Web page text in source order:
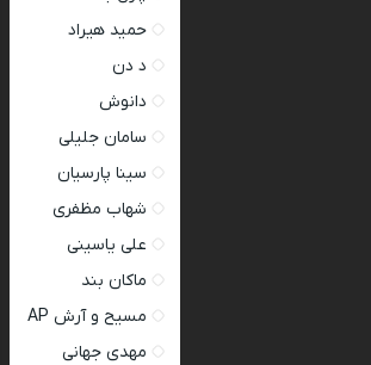
حمید هیراد
د دن
دانوش
سامان جلیلی
سینا پارسیان
شهاب مظفری
علی یاسینی
ماکان بند
مسیح و آرش AP
مهدی جهانی